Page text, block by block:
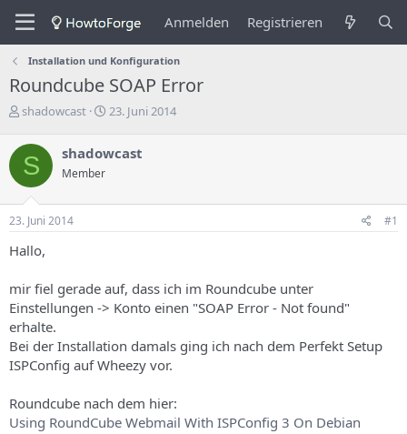
Anmelden Registrieren
Installation und Konfiguration
Roundcube SOAP Error
E
s
t
e
l
l
e
d
s
T
h
e
m
a
shadowcast
E
t
l
d
a
u
m
23. Juni 2014
S shadowcast
Member
23. Juni 2014 #1
Hallo,
mir fiel gerade auf, dass ich im Roundcube unter
Einstellungen -> Konto einen "SOAP Error - Not found"
erhalte.
Bei der Installation damals ging ich nach dem Perfekt Setup
ISPConfig auf Wheezy vor.
Roundcube nach dem hier:
Using RoundCube Webmail With ISPConfig 3 On Debian